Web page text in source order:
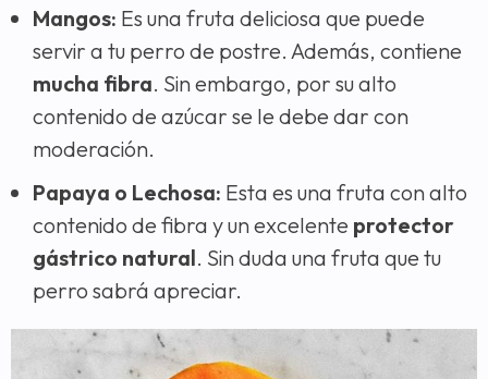
Mangos: Es una fruta deliciosa que puede
servir a tu perro de postre. Además, contiene
mucha fibra. Sin embargo, por su alto
contenido de azúcar se le debe dar con
moderación.
Papaya o Lechosa: Esta es una fruta con alto
contenido de fibra y un excelente protector
gástrico natural. Sin duda una fruta que tu
perro sabrá apreciar.